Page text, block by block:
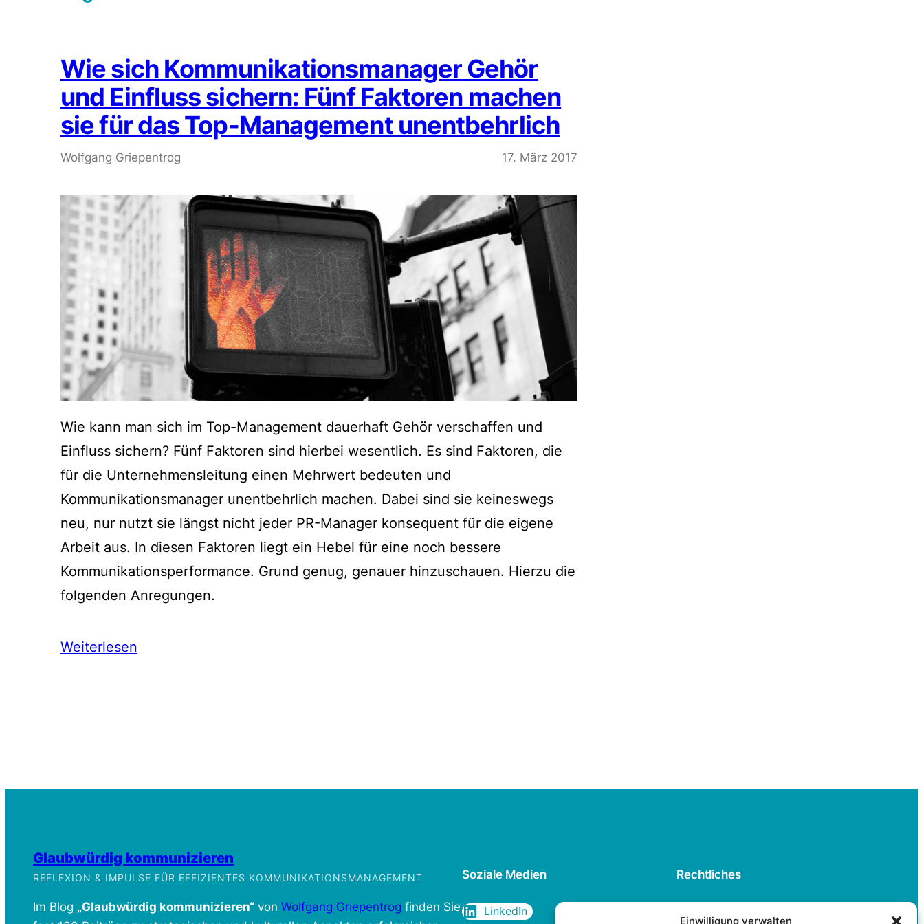
Einwilligung verwalten
Wie sich Kommunikationsmanager Gehör
und Einfluss sichern: Fünf Faktoren machen
sie für das Top-Management unentbehrlich
Wolfgang Griepentrog 17. März 2017
Wie kann man sich im Top-Management dauerhaft Gehör verschaffen und
Einfluss sichern? Fünf Faktoren sind hierbei wesentlich. Es sind Faktoren, die
für die Unternehmensleitung einen Mehrwert bedeuten und
Kommunikationsmanager unentbehrlich machen. Dabei sind sie keineswegs
neu, nur nutzt sie längst nicht jeder PR-Manager konsequent für die eigene
Arbeit aus. In diesen Faktoren liegt ein Hebel für eine noch bessere
Kommunikationsperformance. Grund genug, genauer hinzuschauen. Hierzu die
folgenden Anregungen.
Weiterlesen
Glaubwürdig kommunizieren
REFLEXION & IMPULSE FÜR EFFIZIENTES KOMMUNIKATIONSMANAGEMENT
Im Blog „Glaubwürdig kommunizieren“ von Wolfgang Griepentrog finden Sie
Soziale Medien
LinkedIn
Rechtliches